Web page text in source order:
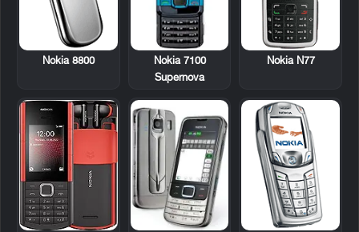
Nokia N77
Nokia 7100
Supernova
Nokia 8800